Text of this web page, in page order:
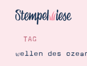
TAG
wellen des